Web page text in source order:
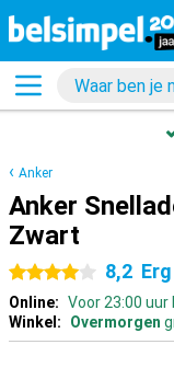
Anker
Anker
Zwart
4 sterren8,2
Online: Voor 23:00
Winkel:
Overmorgen